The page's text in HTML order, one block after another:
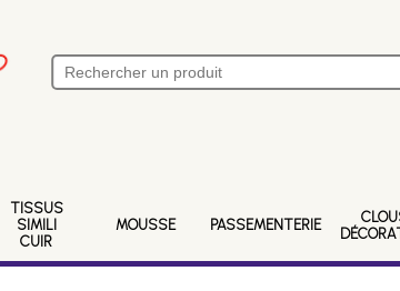
TISSUS
SIMILI
CUIR
MOUSSE PASSEMENTERIE